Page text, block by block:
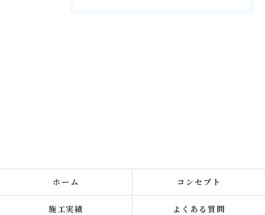
ホーム コンセプト
施工実績 よくある質問